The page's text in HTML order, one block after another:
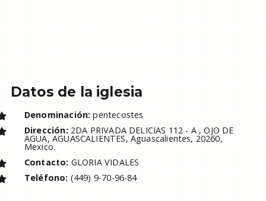
Datos de la iglesia
Denominación: pentecostes
Dirección: 2DA PRIVADA DELICIAS 112 - A , OJO DE
AGUA, AGUASCALIENTES, Aguascalientes, 20260,
Mexico.
Contacto: GLORIA VIDALES
Teléfono: (449) 9-70-96-84